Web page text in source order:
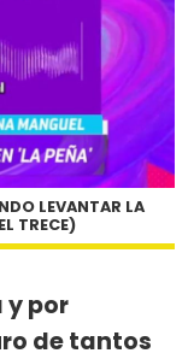
LEVANTAR LA
TRECE)
y por
de tantos